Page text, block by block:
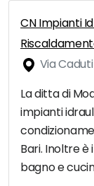
CN Impianti
Via
La ditta di
impianti
Bari. Inoltre
bagno e